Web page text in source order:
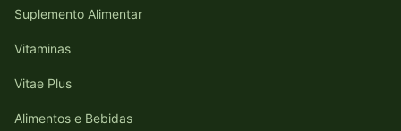
Suplemento Alimentar
Vitaminas
Vitae Plus
Alimentos e Bebidas